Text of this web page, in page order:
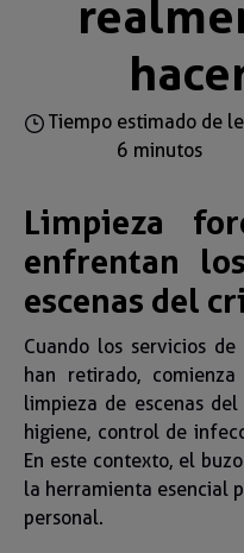
Tiempo estimado de
6 minutos
Limpieza
enfrentan
escenas del
Cuando los servicios
han retirado,
limpieza de escenas
higiene, control de
En este contexto, el
la herramienta esencial
personal.